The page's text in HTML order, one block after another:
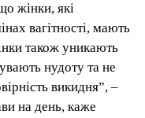
жінки, які
вагітності, мають
також уникають
нудоту та не
викидня”, –
на день, каже